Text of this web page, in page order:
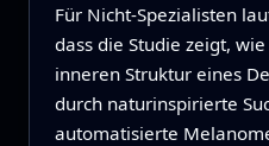
Für Nicht‑Spezialisten
dass die Studie zeigt,
inneren Struktur eines
durch naturinspirierte
automatisierte